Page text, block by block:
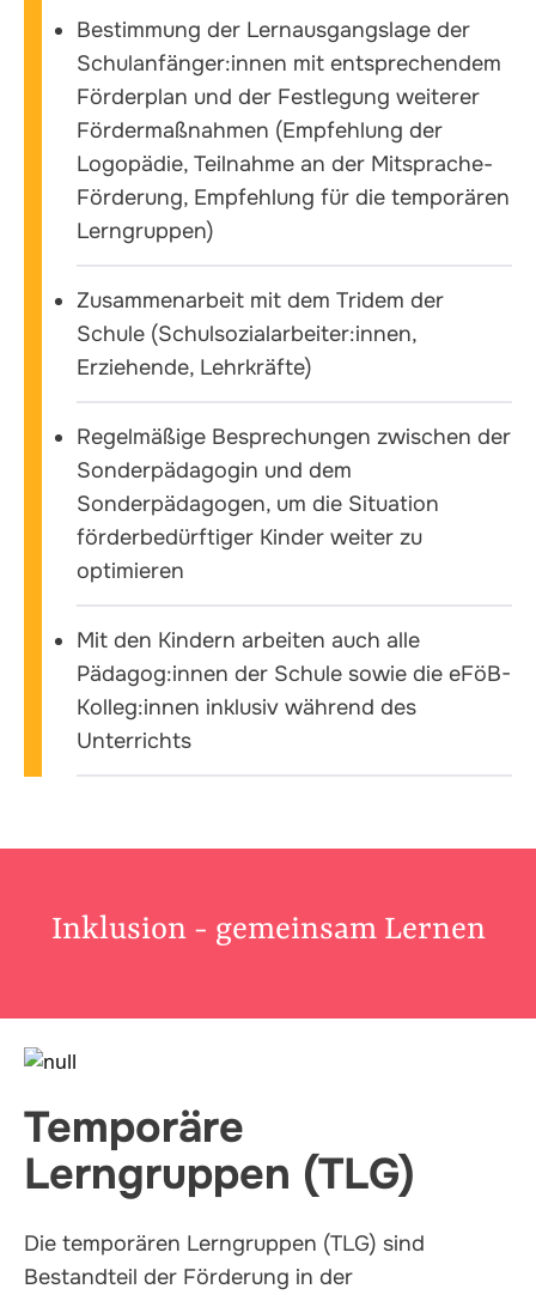
Bestimmung der Lernausgangslage der
Schulanfänger:innen mit entsprechendem
Förderplan und der Festlegung weiterer
Fördermaßnahmen (Empfehlung der
Logopädie, Teilnahme an der Mitsprache-
Förderung, Empfehlung für die temporären
Lerngruppen)
Zusammenarbeit mit dem Tridem der
Schule (Schulsozialarbeiter:innen,
Erziehende, Lehrkräfte)
Regelmäßige Besprechungen zwischen der
Sonderpädagogin und dem
Sonderpädagogen, um die Situation
förderbedürftiger Kinder weiter zu
optimieren
Mit den Kindern arbeiten auch alle
Pädagog:innen der Schule sowie die eFöB-
Kolleg:innen inklusiv während des
Unterrichts
Inklusion - gemeinsam Lernen
Temporäre
Lerngruppen (TLG)
Die temporären Lerngruppen (TLG) sind
Bestandteil der Förderung in der